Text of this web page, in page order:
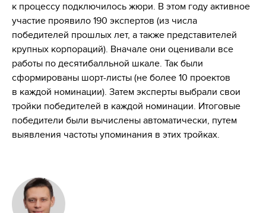
к процессу подключилось жюри. В этом году активное
участие проявило 190 экспертов (из числа
победителей прошлых лет, а также представителей
крупных корпораций). Вначале они оценивали все
работы по десятибалльной шкале. Так были
сформированы шорт-листы (не более 10 проектов
в каждой номинации). Затем эксперты выбрали свои
тройки победителей в каждой номинации. Итоговые
победители были вычислены автоматически, путем
выявления частоты упоминания в этих тройках.